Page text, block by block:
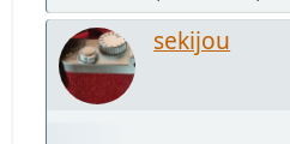
sekijou